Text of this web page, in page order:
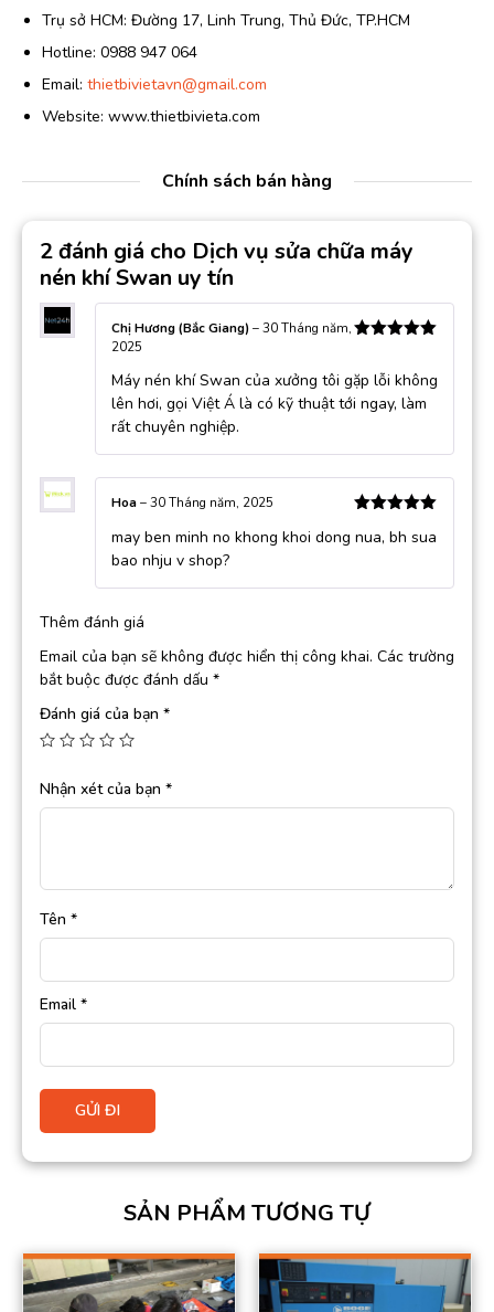
Trụ sở HCM: Đường 17, Linh Trung, Thủ Đức, TP.HCM
Hotline: 0988 947 064
Email: thietbivietavn@gmail.com
Website: www.thietbivieta.com
Chính sách bán hàng
2 đánh giá cho Dịch vụ sửa chữa máy
nén khí Swan uy tín
sao
Chị Hương (Bắc Giang)–30 Tháng năm,
2025
Máy nén khí Swan của xưởng tôi gặp lỗi không
lên hơi, gọi Việt Á là có kỹ thuật tới ngay, làm
rất chuyên nghiệp.
hạng55
Hoa–30 Tháng năm, 2025
may ben minh no khong khoi dong nua, bh sua
bao nhju v shop?
Thêm đánh giá
Email của bạn sẽ không được hiển thị công khai. Các trường
bắt buộc được đánh dấu *
Đánh giá của bạn *
Nhận xét của bạn *
Tên *
Email *
SẢN PHẨM TƯƠNG TỰ